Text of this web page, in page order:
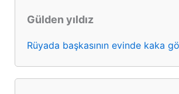
Gülden yıldız
Rüyada başkasının evinde kaka